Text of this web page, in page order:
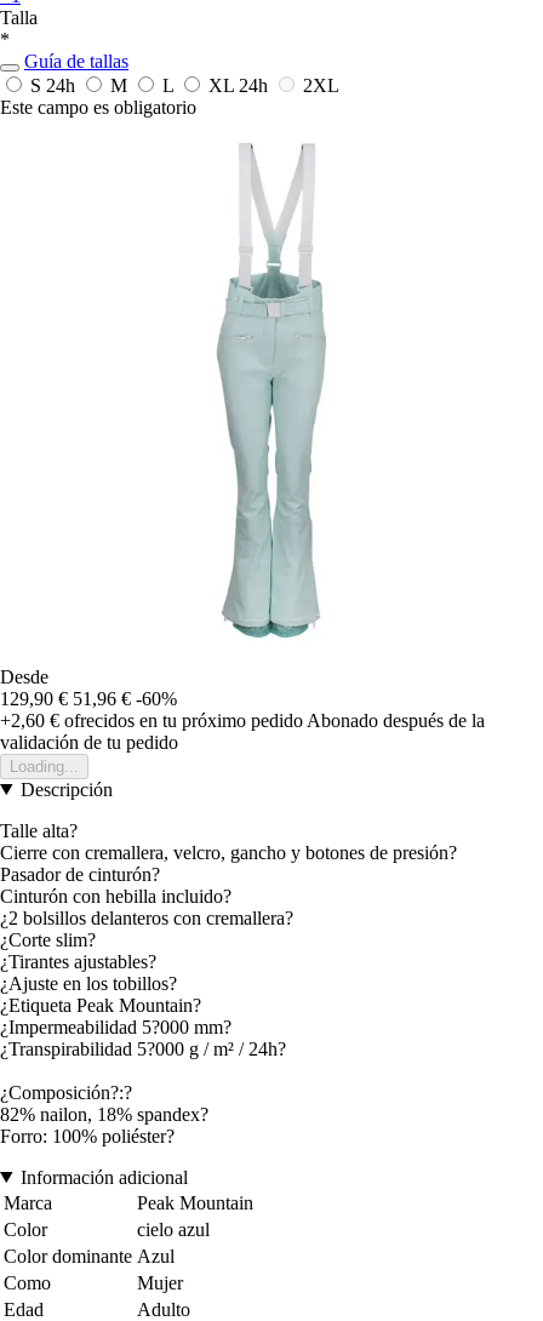
Talla
*
Guía de tallas
S 24h M L XL 24h
2XL
Este campo es obligatorio
Desde
129,90 € 51,96 € -60%
+2,60 € ofrecidos en tu próximo pedido Abonado después de la
validación de tu pedido
Loading...
Descripción
Talle alta?
Cierre con cremallera, velcro, gancho y botones de presión?
Pasador de cinturón?
Cinturón con hebilla incluido?
¿2 bolsillos delanteros con cremallera?
¿Corte slim?
¿Tirantes ajustables?
¿Ajuste en los tobillos?
¿Etiqueta Peak Mountain?
¿Impermeabilidad 5?000 mm?
¿Transpirabilidad 5?000 g / m² / 24h?
¿Composición?:?
82% nailon, 18% spandex?
Forro: 100% poliéster?
Información adicional
Marca
Peak Mountain
Color
cielo azul
Color dominante Azul
Como
Mujer
Edad
Adulto